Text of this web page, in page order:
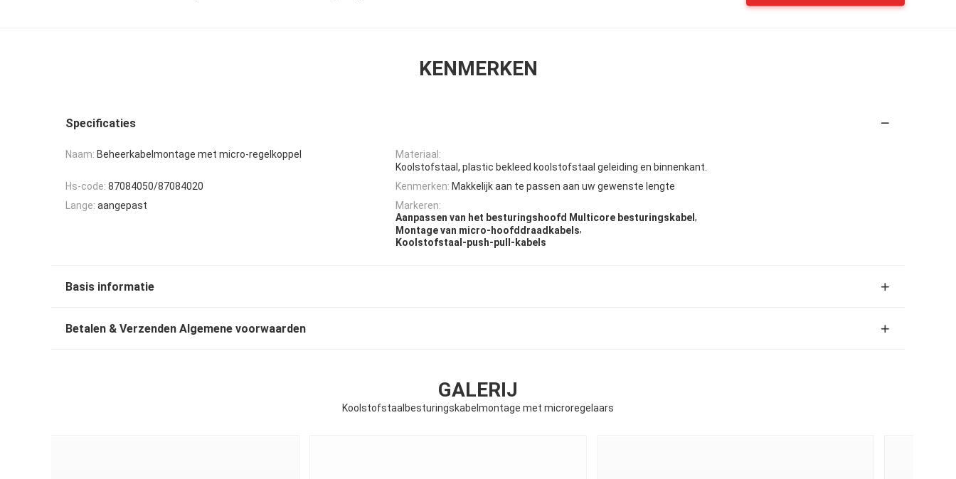
KENMERKEN
Specificaties
Naam: Beheerkabelmontage met micro-regelkoppel
Materiaal:
Koolstofstaal, plastic bekleed koolstofstaal geleiding en binnenkant.
Hs-code: 87084050/87084020 Kenmerken: Makkelijk aan te passen aan uw gewenste lengte
Lange: aangepast
Markeren:
Aanpassen van het besturingshoofd Multicore besturingskabel ,
Montage van micro-hoofddraadkabels,
Koolstofstaal-push-pull-kabels
Basis informatie
Betalen & Verzenden Algemene voorwaarden
GALERIJ
Koolstofstaalbesturingskabelmontage met microregelaars